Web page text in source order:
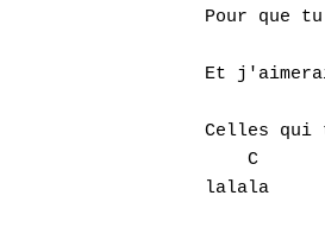
Pour que
Et
Celles qui
C
lalala